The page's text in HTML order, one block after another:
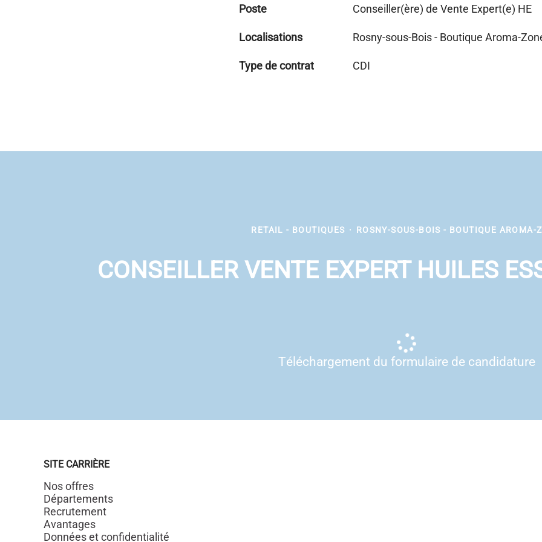
Poste Conseiller(ère) de Vente Expert(e) HE
Localisations Rosny-sous-Bois - Boutique Aroma-
Type de contrat CDI
RETAIL - BOUTIQUES · ROSNY-SOUS-BOIS - BOUTIQUE AROMA-
CONSEILLER VENTE EXPERT HUILES
Téléchargement du formulaire de candidature
SITE CARRIÈRE
Nos offres
Départements
Recrutement
Avantages
Données et confidentialité